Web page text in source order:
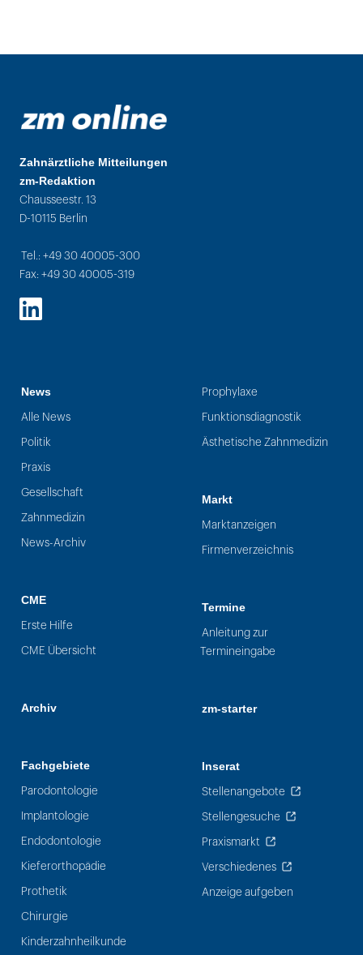
Zahnärztliche Mitteilungen
zm-Redaktion
Chausseestr. 13
D-10115 Berlin
Tel.: +49 30 40005-300
Fax: +49 30 40005-319
LinkedIn
News
Alle News
Politik
Praxis
Gesellschaft
Zahnmedizin
News-Archiv
CME
Erste Hilfe
CME Übersicht
Archiv
Fachgebiete
Parodontologie
Implantologie
Endodontologie
Kieferorthopädie
Prothetik
Chirurgie
Kinderzahnheilkunde
Prophylaxe
Funktionsdiagnostik
Ästhetische Zahnmedizin
Markt
Marktanzeigen
Firmenverzeichnis
Termine
Anleitung zur
Termineingabe
zm-starter
Inserat
Stellenangebote
Stellengesuche
Praxismarkt
Verschiedenes
Anzeige aufgeben